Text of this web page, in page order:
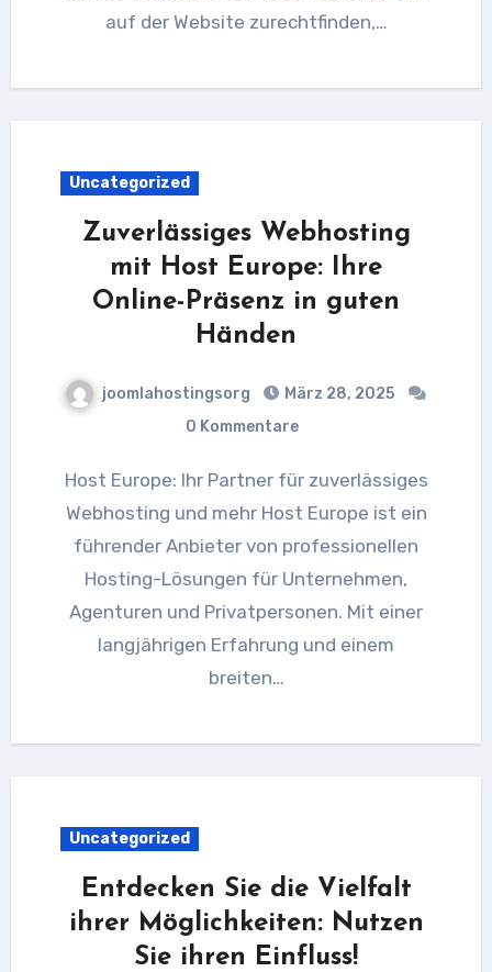
auf der Website zurechtfinden,…
Uncategorized
Zuverlässiges Webhosting
mit Host Europe: Ihre
Online-Präsenz in guten
Händen
joomlahostingsorg
März 28, 2025
0 Kommentare
Host Europe: Ihr Partner für zuverlässiges
Webhosting und mehr Host Europe ist ein
führender Anbieter von professionellen
Hosting-Lösungen für Unternehmen,
Agenturen und Privatpersonen. Mit einer
langjährigen Erfahrung und einem
breiten…
Uncategorized
Entdecken Sie die Vielfalt
ihrer Möglichkeiten: Nutzen
Sie ihren Einfluss!